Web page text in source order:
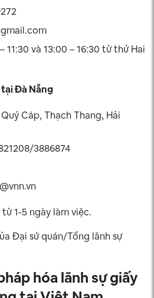
11:30 và 13:00 – 16:30 từ thứ Hai
tại Đà Nẵng
Quý Cáp, Thạch Thang, Hải
3886874
1-5 ngày làm việc.
Đại sứ quán/Tổng lãnh sự
hóa lãnh sự giấy